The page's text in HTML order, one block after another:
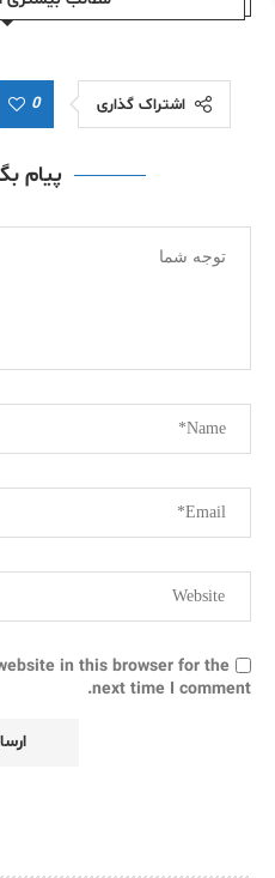
اشتراک گذاری 0
پیام
in this browser for the
next time I comment.